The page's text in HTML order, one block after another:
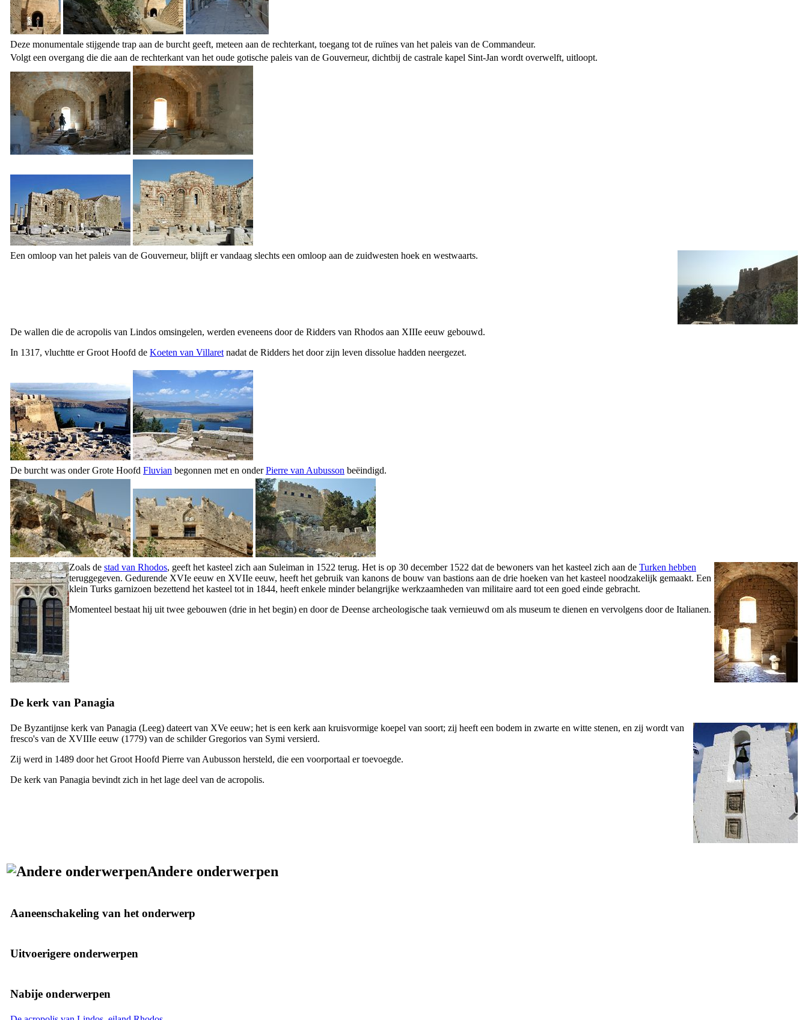
Deze monumentale stijgende trap aan de burcht geeft, meteen aan de rechterkant, toegang tot de ruïnes van het paleis van de Commandeur.
Volgt een overgang die die aan de rechterkant van het oude gotische paleis van de Gouverneur, dichtbij de castrale kapel Sint-Jan wordt overwelft, uitloopt.
Een omloop van het paleis van de Gouverneur, blijft er vandaag slechts een omloop aan de zuidwesten hoek en westwaarts.
De wallen die de acropolis van Lindos omsingelen, werden eveneens door de Ridders van Rhodos aan XIIIe eeuw gebouwd.
In 1317, vluchtte er Groot Hoofd de Koeten van Villaret nadat de Ridders het door zijn leven dissolue hadden neergezet.
De burcht was onder Grote Hoofd Fluvian begonnen met en onderPierre van Aubusson beëindigd.
Zoals de stad van Rhodos, geeft het kasteel zich aan Suleiman in 1522 terug. Het is op 30 december 1522 dat de bewoners van het kasteel zich aan de Turken hebben
teruggegeven. Gedurende XVIe eeuw en XVIIe eeuw, heeft het gebruik van kanons de bouw van bastions aan de drie hoeken van het kasteel noodzakelijk gemaakt. Een
klein Turks garnizoen bezettend het kasteel tot in 1844, heeft enkele minder belangrijke werkzaamheden van militaire aard tot een goed einde gebracht.
Momenteel bestaat hij uit twee gebouwen (drie in het begin) en door de Deense archeologische taak vernieuwd om als museum te dienen en vervolgens door de Italianen.
De kerk van Panagia
De Byzantijnse kerk van Panagia (Leeg) dateert van XVe eeuw; het is een kerk aan kruisvormige koepel van soort; zij heeft een bodem in zwarte en witte stenen, en zij wordt van
fresco's van de XVIIIe eeuw (1779) van de schilder Gregorios van Symi versierd.
Zij werd in 1489 door het Groot Hoofd Pierre van Aubusson hersteld, die een voorportaal er toevoegde.
De kerk van Panagia bevindt zich in het lage deel van de acropolis.
Andere onderwerpen
Aaneenschakeling van het onderwerp
Uitvoerigere onderwerpen
Nabije onderwerpen